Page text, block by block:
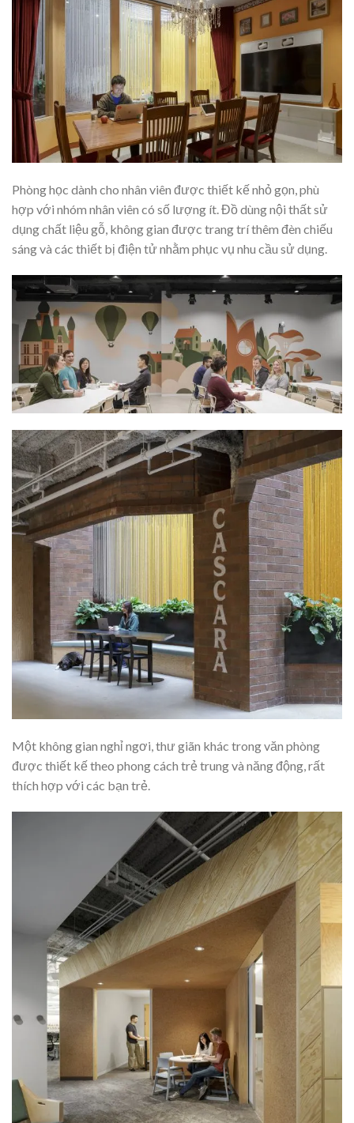
Phòng học dành cho nhân viên được thiết kế nhỏ gọn, phù
hợp với nhóm nhân viên có số lượng ít. Đồ dùng nội thất sử
dụng chất liệu gỗ, không gian được trang trí thêm đèn chiếu
sáng và các thiết bị điện tử nhằm phục vụ nhu cầu sử dụng.
Một không gian nghỉ ngơi, thư giãn khác trong văn phòng
được thiết kế theo phong cách trẻ trung và năng động, rất
thích hợp với các bạn trẻ.